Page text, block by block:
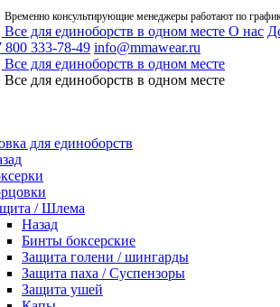
консультирующие менеджеры работают по
О нас
800 333-78-49 info@mmawear.ru
для единоборств
/ Шлема
Назад
Бинты боксерские
Защита голени / шингарды
Защита паха / Суспензоры
Защита ушей